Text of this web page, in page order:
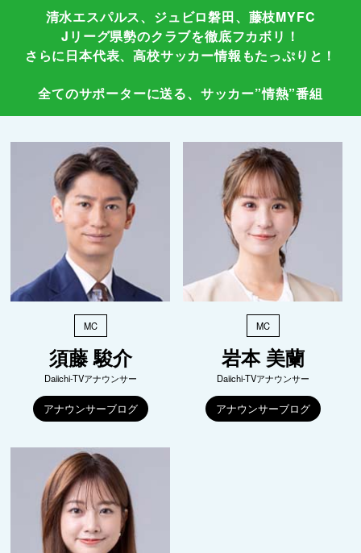
清水エスパルス、ジュビロ磐田、藤枝MYFC
Jリーグ県勢のクラブを徹底フカボリ！
さらに日本代表、高校サッカー情報もたっぷりと！
全てのサポーターに送る、サッカー”情熱”番組
MC
須藤 駿介
Daiichi-TVアナウンサー
アナウンサーブログ
MC
岩本 美蘭
Daiichi-TVアナウンサー
アナウンサーブログ